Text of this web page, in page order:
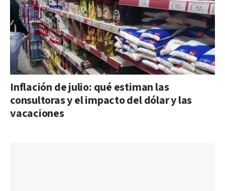
Inflación de julio: qué estiman las
consultoras y el impacto del dólar y las
vacaciones